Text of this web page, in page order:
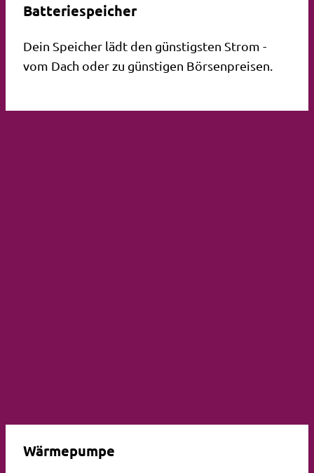
Batteriespeicher
Dein Speicher lädt den günstigsten Strom -
vom Dach oder zu günstigen Börsenpreisen.
Wärmepumpe